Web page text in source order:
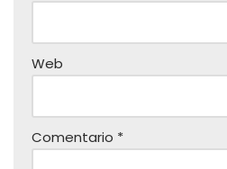
Web
Comentario *